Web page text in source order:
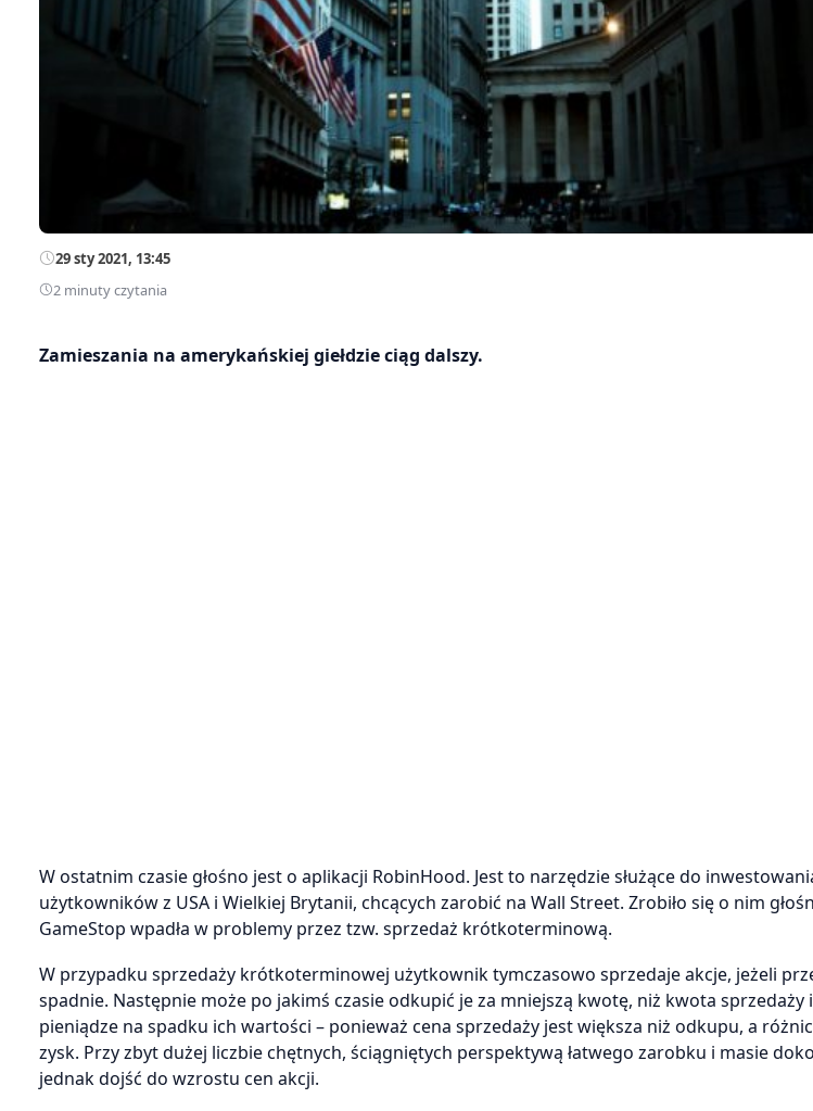
29 sty 2021, 13:45
2 minuty czytania
Zamieszania na amerykańskiej giełdzie ciąg dalszy.
W ostatnim czasie głośno jest o aplikacji RobinHood. Jest to narzędzie służące do
użytkowników z USA i Wielkiej Brytanii, chcących zarobić na Wall Street. Zrobiło się o nim
GameStop wpadła w problemy przez tzw. sprzedaż krótkoterminową.
W przypadku sprzedaży krótkoterminowej użytkownik tymczasowo sprzedaje akcje, jeżeli
spadnie. Następnie może po jakimś czasie odkupić je za mniejszą kwotę, niż kwota
pieniądze na spadku ich wartości – ponieważ cena sprzedaży jest większa niż odkupu, a
zysk. Przy zbyt dużej liczbie chętnych, ściągniętych perspektywą łatwego zarobku i masie
jednak dojść do wzrostu cen akcji.